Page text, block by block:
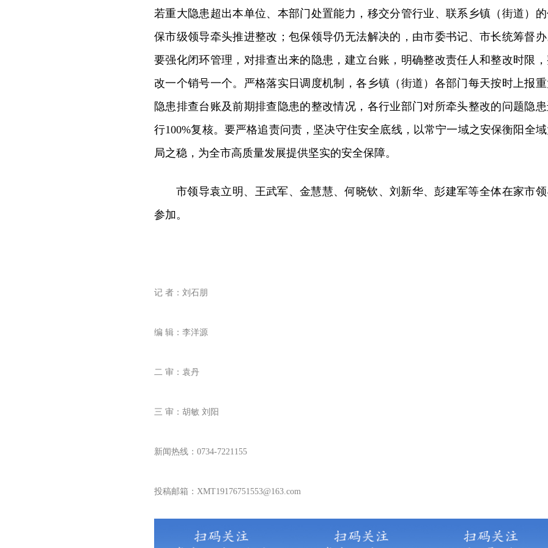
若重大隐患超出本单位、本部门处置能力，移交分管行业、联系乡镇（街道）
保市级领导牵头推进整改；包保领导仍无法解决的，由市委书记、市长统筹督办
要强化闭环管理，对排查出来的隐患，建立台账，明确整改责任人和整改时限
改一个销号一个。严格落实日调度机制，各乡镇（街道）各部门每天按时上报
隐患排查台账及前期排查隐患的整改情况，各行业部门对所牵头整改的问题隐
行100%复核。要严格追责问责，坚决守住安全底线，以常宁一域之安保衡阳全
局之稳，为全市高质量发展提供坚实的安全保障。
市领导袁立明、王武军、金慧慧、何晓钦、刘新华、彭建军等全体在家市
参加。
记 者：刘石朋
编 辑：李洋源
二 审：袁丹
三 审：胡敏 刘阳
新闻热线：0734-7221155
投稿邮箱：XMT19176751553@163.com